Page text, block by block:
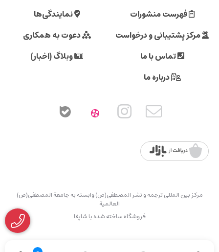
فهرست منشورات
نمایندگی‌ها
مرکز پشتیبانی و درخواست
دعوت به همکاری
تماس با ما
وبلاگ (اخبار)
درباره ما
مرکز بین المللی ترجمه و نشر المصطفی(ص) وابسته به جامعة المصطفی(ص)
العالمیة
فروشگاه ساخته شده با شاپفا